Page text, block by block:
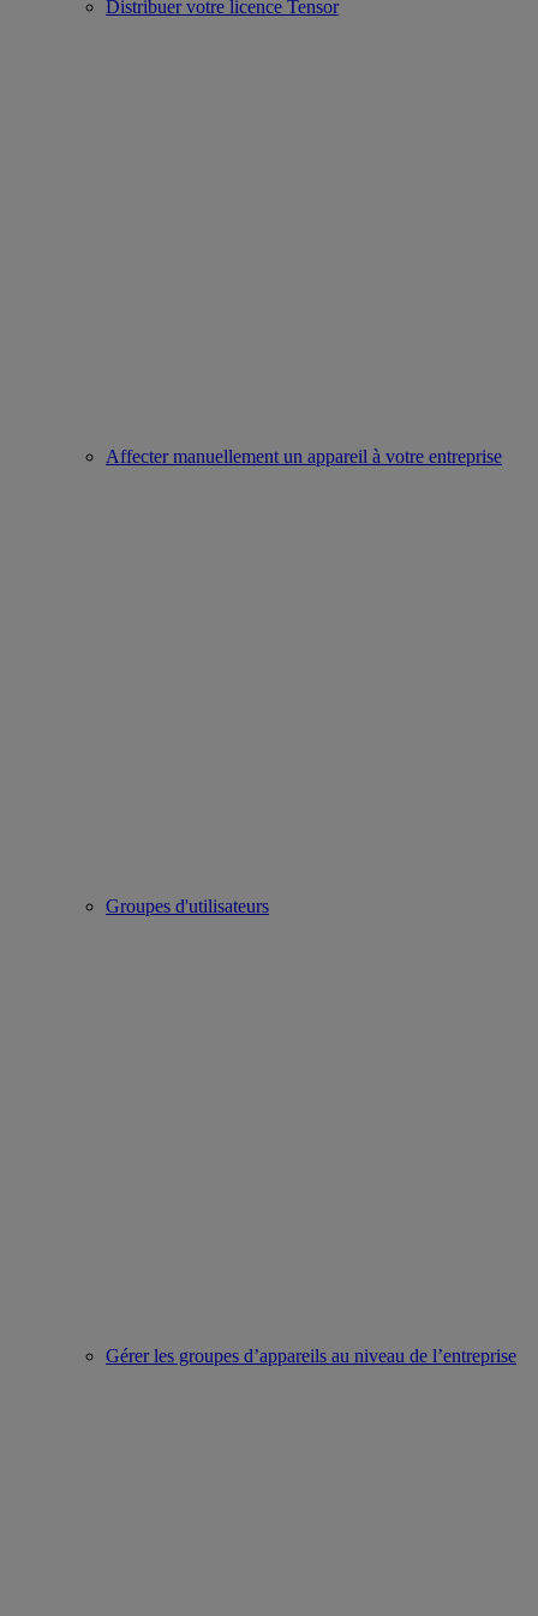
Distribuer votre licence Tensor
Affecter manuellement un appareil à votre entreprise
Groupes d'utilisateurs
Gérer les groupes d’appareils au niveau de l’entreprise